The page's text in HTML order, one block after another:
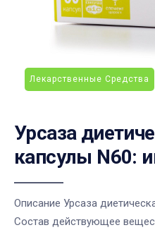
Лекарственные Средства
Урсаза
капсулы N60:
Описание Урсаза
Состав действующее